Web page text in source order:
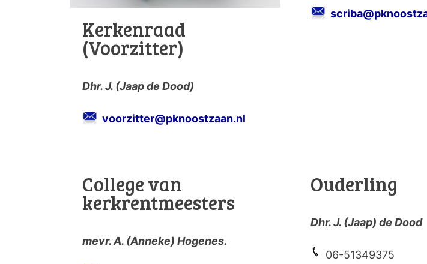
Kerkenraad
(Voorzitter)
Dhr. J. (Jaap de Dood)
voorzitter@pknoostzaan.nl
College van
kerkrentmeesters
mevr. A. (Anneke) Hogenes.
Ouderling
Dhr. J. (Jaap) de Dood
06-51349375